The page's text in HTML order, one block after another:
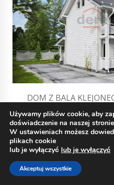
DOM Z BALA
Używamy plików cookie, aby
doświadczenie na naszej
W ustawieniach możesz
plikach cookie
lub je wyłączyć lub je wyłączyć
Akceptuj wszystkie